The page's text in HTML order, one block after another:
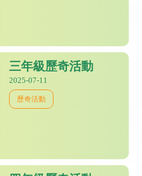
三年級歷奇活動
2025-07-11
歷奇活動